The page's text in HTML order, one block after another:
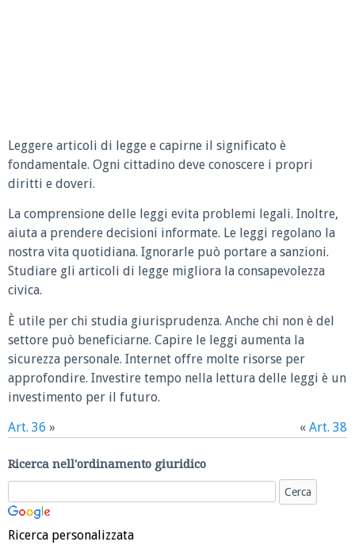
Leggere articoli di legge e capirne il significato è
fondamentale. Ogni cittadino deve conoscere i propri
diritti e doveri.
La comprensione delle leggi evita problemi legali. Inoltre,
aiuta a prendere decisioni informate. Le leggi regolano la
nostra vita quotidiana. Ignorarle può portare a sanzioni.
Studiare gli articoli di legge migliora la consapevolezza
civica.
È utile per chi studia giurisprudenza. Anche chi non è del
settore può beneficiarne. Capire le leggi aumenta la
sicurezza personale. Internet offre molte risorse per
approfondire. Investire tempo nella lettura delle leggi è un
investimento per il futuro.
Art. 36 » « Art. 38
Ricerca nell'ordinamento giuridico
Ricerca personalizzata